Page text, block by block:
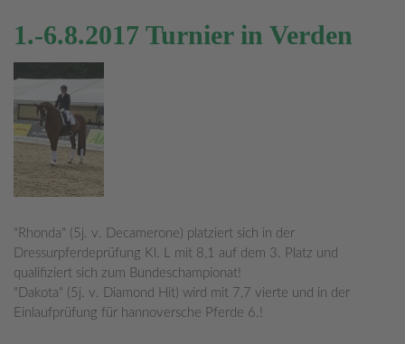
1.-6.8.2017 Turnier in Verden
"Rhonda" (5j. v. Decamerone) platziert sich in der
Dressurpferdeprüfung Kl. L mit 8,1 auf dem 3. Platz und
qualifiziert sich zum Bundeschampionat!
"Dakota" (5j. v. Diamond Hit) wird mit 7,7 vierte und in der
Einlaufprüfung für hannoversche Pferde 6.!